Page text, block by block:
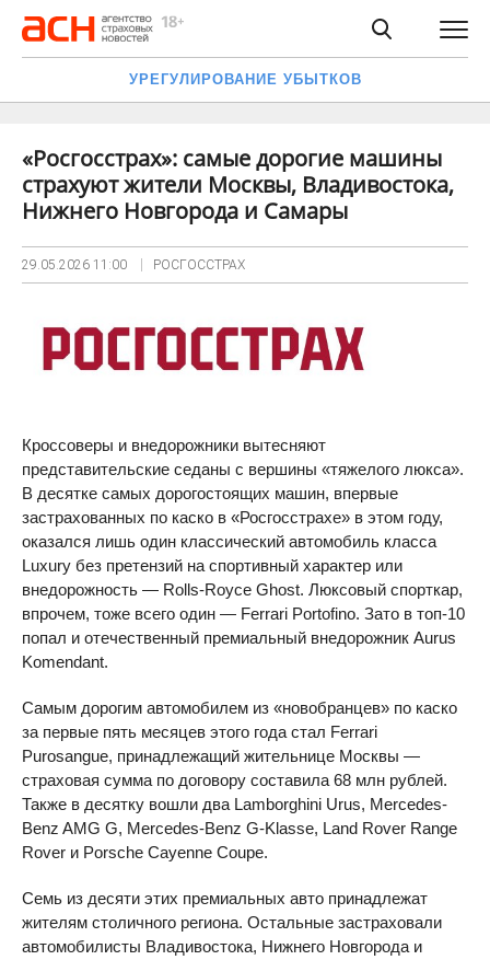
УРЕГУЛИРОВАНИЕ УБЫТКОВ
«Росгосстрах»: самые дорогие машины
страхуют жители Москвы, Владивостока,
Нижнего Новгорода и Самары
29.05.2026 11:00 РОСГОССТРАХ
Кроссоверы и внедорожники вытесняют
представительские седаны с вершины «тяжелого люкса».
В десятке самых дорогостоящих машин, впервые
застрахованных по каско в «Росгосстрахе» в этом году,
оказался лишь один классический автомобиль класса
Luxury без претензий на спортивный характер или
внедорожность — Rolls-Royce Ghost. Люксовый спорткар,
впрочем, тоже всего один — Ferrari Portofino. Зато в топ-10
попал и отечественный премиальный внедорожник Aurus
Komendant.
Самым дорогим автомобилем из «новобранцев» по каско
за первые пять месяцев этого года стал Ferrari
Purosangue, принадлежащий жительнице Москвы —
страховая сумма по договору составила 68 млн рублей.
Также в десятку вошли два Lamborghini Urus, Mercedes-
Benz AMG G, Mercedes-Benz G-Klasse, Land Rover Range
Rover и Porsche Cayenne Coupe.
Семь из десяти этих премиальных авто принадлежат
жителям столичного региона. Остальные застраховали
автомобилисты Владивостока, Нижнего Новгорода и